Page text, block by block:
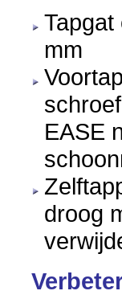
mm
EASE
droog